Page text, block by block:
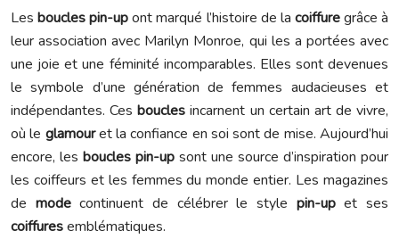
Lesboucles pin-upont marqué l’histoire de la coiffuregrâce à
leur association avec Marilyn Monroe, qui les a portées avec
une joie et une féminité incomparables. Elles sont devenues
le symbole d’une génération de femmes audacieuses et
indépendantes. Cesbouclesincarnent un certain art de vivre,
où le glamouret la confiance en soi sont de mise. Aujourd’hui
encore, les boucles pin-up sont une source d’inspiration pour
les coiffeurs et les femmes du monde entier. Les magazines
de modecontinuent de célébrer le style pin-upet ses
coiffuresemblématiques.